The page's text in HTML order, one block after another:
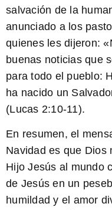
salvación de la
anunciado a los
quienes les dijeron:
buenas noticias que
para todo el pueblo:
ha nacido un
(Lucas 2:10-11).
En resumen, el
Navidad es que Dios
Hijo Jesús al mundo
de Jesús en un
humildad y el amor